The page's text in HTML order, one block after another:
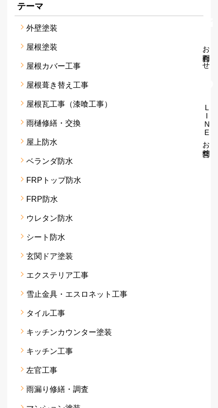
テーマ
外壁塗装
屋根塗装
屋根カバー工事
屋根葺き替え工事
屋根瓦工事（漆喰工事）
雨樋修繕・交換
屋上防水
ベランダ防水
FRPトップ防水
FRP防水
ウレタン防水
シート防水
玄関ドア塗装
エクステリア工事
雪止金具・エスロネット工事
タイル工事
キッチンカウンター塗装
キッチン工事
左官工事
雨漏り修繕・調査
お問合わせ
LINEお問合せ